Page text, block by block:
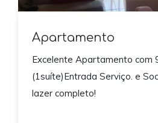
Apartamento
Excelente Apartamento com
(1suíte)Entrada Serviço. e
lazer completo!